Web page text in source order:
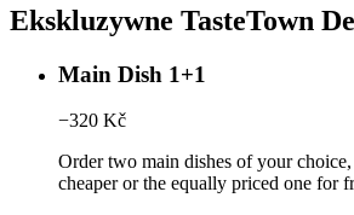
Ekskluzywne TasteTown
Main Dish 1+1
−320 Kč
Order two main dishes of your
cheaper or the equally priced one for